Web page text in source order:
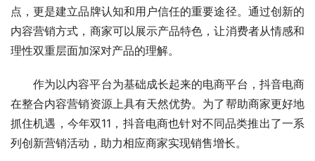
点，更是建立品牌认知和用户信任的重要途径。通过创新的
内容营销方式，商家可以展示产品特色，让消费者从情感和
理性双重层面加深对产品的理解。
作为以内容平台为基础成长起来的电商平台，抖音电商
在整合内容营销资源上具有天然优势。为了帮助商家更好地
抓住机遇，今年双11，抖音电商也针对不同品类推出了一系
列创新营销活动，助力相应商家实现销售增长。